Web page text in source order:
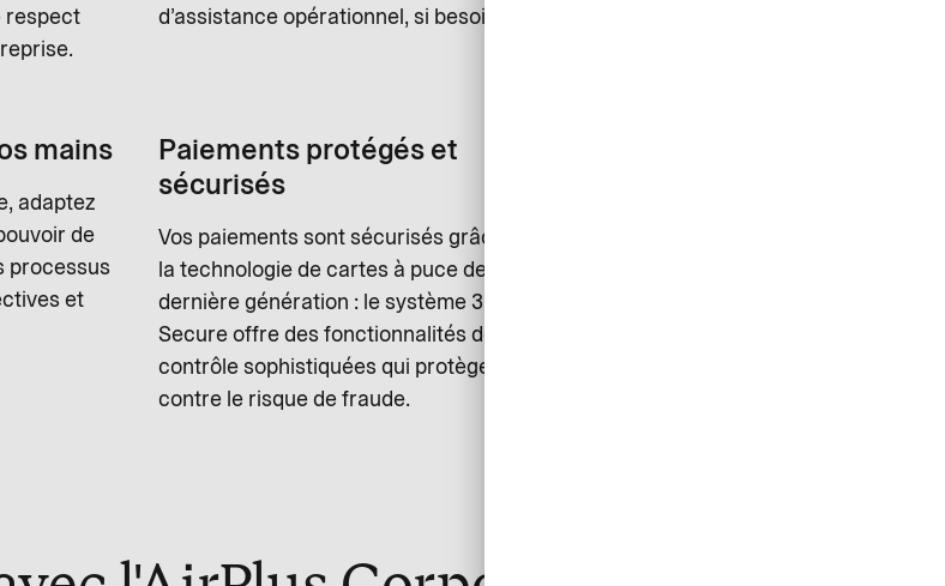
respect
d’assistance opérationnel, si besoin.
mains
adaptez
de
processus
et
Paiements protégés et
sécurisés
Vos paiements sont sécurisés grâce à
la technologie de cartes à puce de
dernière génération : le système 3D
Secure offre des fonctionnalités de
contrôle sophistiquées qui protègent
contre le risque de fraude.